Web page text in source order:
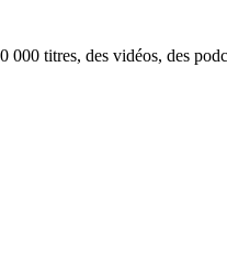
titres, des vidéos, des